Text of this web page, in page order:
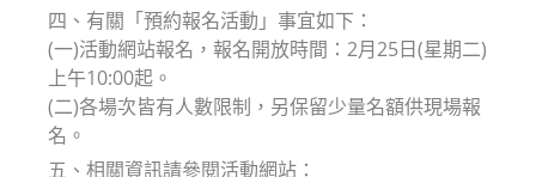
四、有關「預約報名活動」事宜如下：
(一)活動網站報名，報名開放時間：2月25日(星期二)
上午10:00起。
(二)各場次皆有人數限制，另保留少量名額供現場報
名。
五、相關資訊請參閱活動網站：